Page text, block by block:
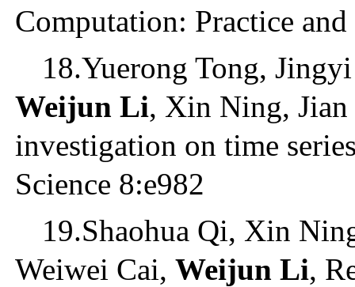
Computation: Practice
18.Yuerong Tong,
Weijun Li, Xin Ning,
investigation on time
Science 8:e982
19.Shaohua Qi, Xin
Weiwei Cai, Weijun Li,